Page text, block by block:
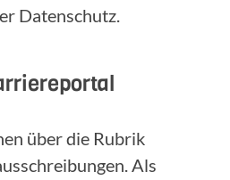
Datenschutz.
über die Rubrik
Als